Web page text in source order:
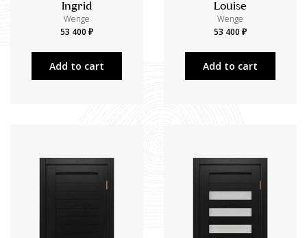
Ingrid
Wenge
53 400 ₽
Add to cart
Louise
Wenge
53 400 ₽
Add to cart